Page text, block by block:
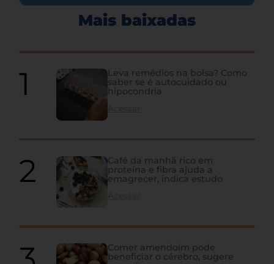
Mais baixadas
Leva remédios na bolsa? Como
saber se é autocuidado ou
hipocondria
Café da manhã rico em
proteína e fibra ajuda a
emagrecer, indica estudo
Comer amendoim pode
beneficiar o cérebro, sugere